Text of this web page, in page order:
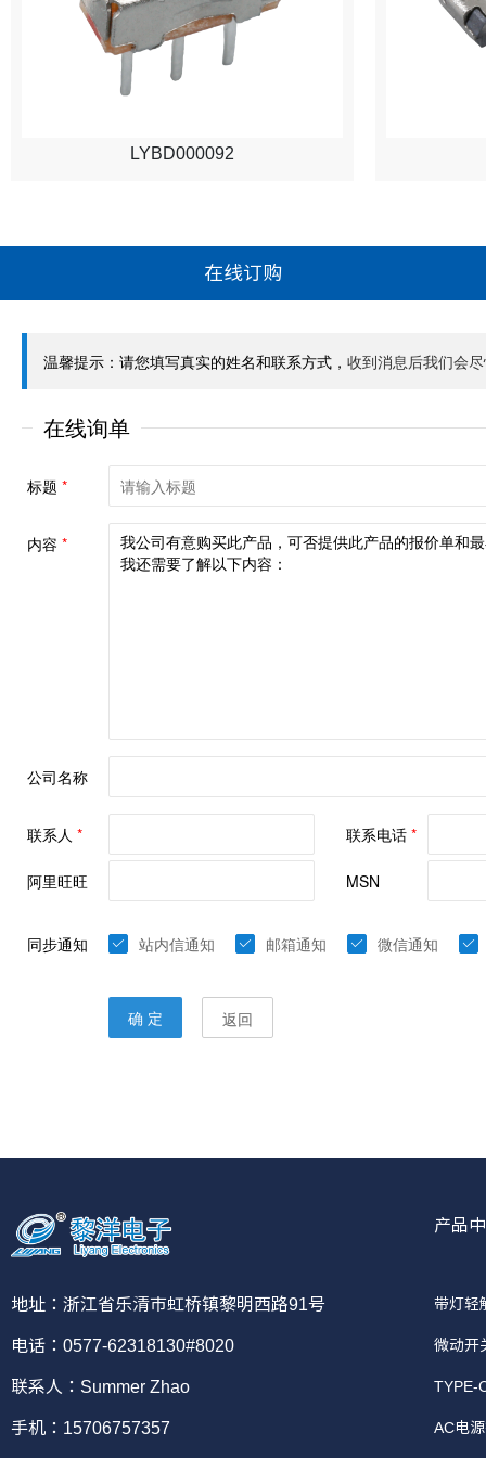
LYBD000092
在线订购
地址：浙江省乐清市虹桥镇黎明西路91号
电话：0577-62318130#8020
联系人：Summer Zhao
手机：15706757357
产品
带灯轻
微动开
TYPE-
AC电